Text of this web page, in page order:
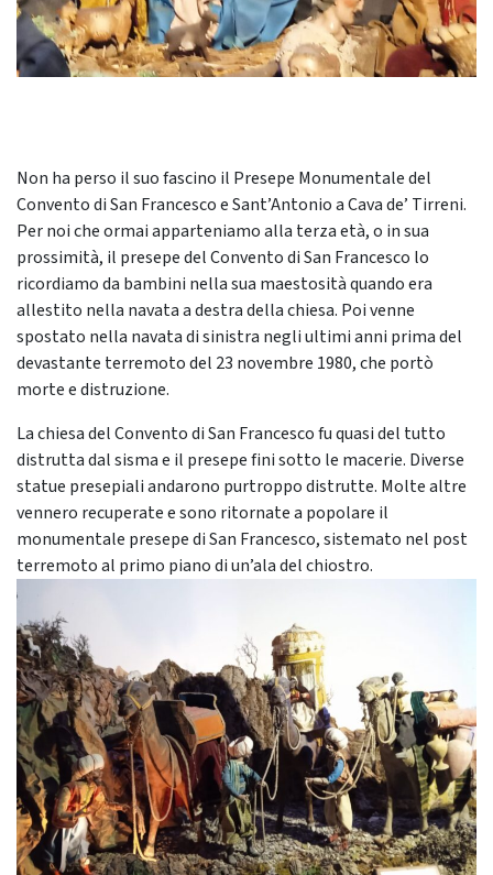
Non ha perso il suo fascino il Presepe Monumentale del
Convento di San Francesco e Sant’Antonio a Cava de’ Tirreni.
Per noi che ormai apparteniamo alla terza età, o in sua
prossimità, il presepe del Convento di San Francesco lo
ricordiamo da bambini nella sua maestosità quando era
allestito nella navata a destra della chiesa. Poi venne
spostato nella navata di sinistra negli ultimi anni prima del
devastante terremoto del 23 novembre 1980, che portò
morte e distruzione.
La chiesa del Convento di San Francesco fu quasi del tutto
distrutta dal sisma e il presepe fini sotto le macerie. Diverse
statue presepiali andarono purtroppo distrutte. Molte altre
vennero recuperate e sono ritornate a popolare il
monumentale presepe di San Francesco, sistemato nel post
terremoto al primo piano di un’ala del chiostro.